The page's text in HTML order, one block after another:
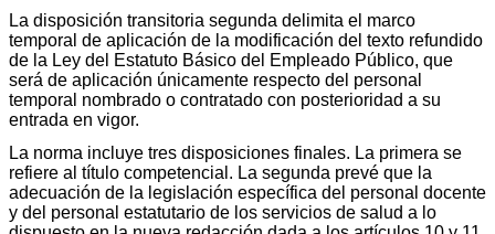
La disposición transitoria segunda delimita el marco
temporal de aplicación de la modificación del texto refundido
de la Ley del Estatuto Básico del Empleado Público, que
será de aplicación únicamente respecto del personal
temporal nombrado o contratado con posterioridad a su
entrada en vigor.
La norma incluye tres disposiciones finales. La primera se
refiere al título competencial. La segunda prevé que la
adecuación de la legislación específica del personal docente
y del personal estatutario de los servicios de salud a lo